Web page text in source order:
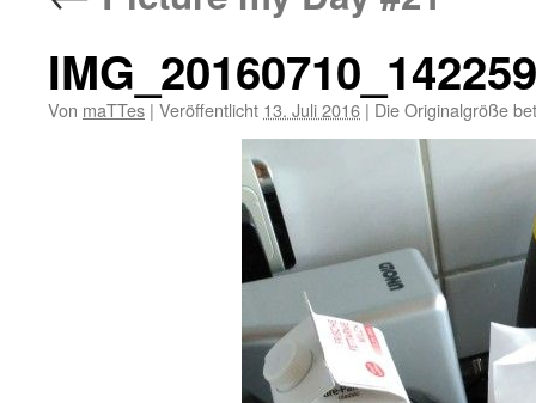
IMG_20160710_142259
Von maTTes | Veröffentlicht 13. Juli 2016 | Die Originalgröße